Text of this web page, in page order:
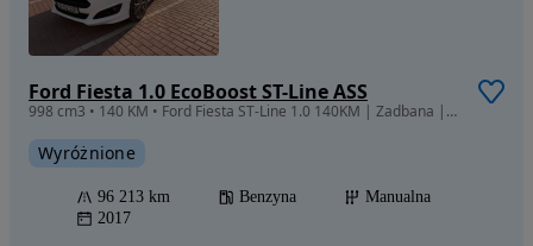
Ford Fiesta 1.0 EcoBoost ST-Line ASS
998 cm3 • 140 KM • Ford Fiesta ST-Line 1.0 140KM | Zadbana | FVAT | Niski Przebieg
Wyróżnione
96 213 km Benzyna
Manualna
2017